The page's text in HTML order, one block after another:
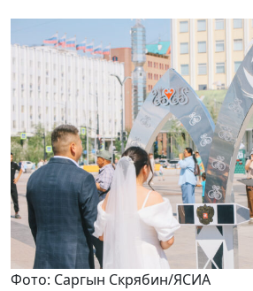
Фото: Саргын Скрябин/ЯСИА